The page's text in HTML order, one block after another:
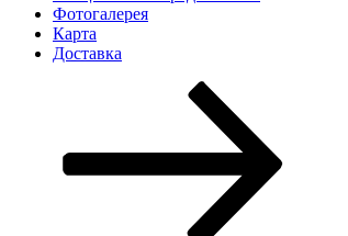
Фотогалерея
Карта
Доставка